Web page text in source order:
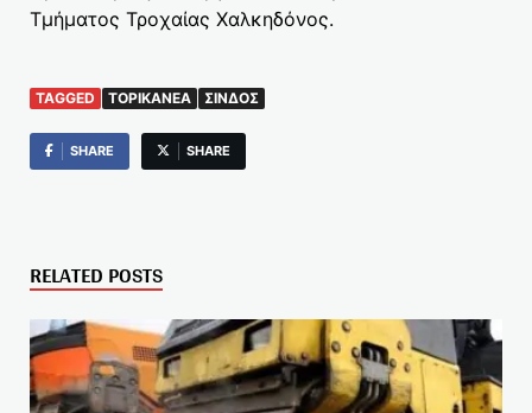
Τμήματος Τροχαίας Χαλκηδόνος.
TAGGED TOPIKANEA ΣΊΝΔΟΣ
SHARE SHARE
RELATED POSTS